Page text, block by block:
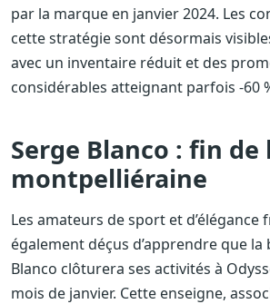
par la marque en janvier 2024. Les
cette stratégie sont désormais
avec un inventaire réduit et des
considérables atteignant parfois -60
Serge Blanco : fin de
montpelliéraine
Les amateurs de sport et d’élégance
également déçus d’apprendre que
Blanco clôturera ses activités à
mois de janvier. Cette enseigne,